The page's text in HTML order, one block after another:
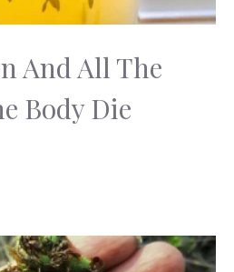
And All The
Body Die